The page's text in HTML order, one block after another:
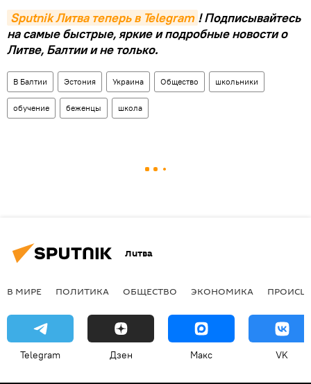
Sputnik Литва теперь в Telegram ! Подписывайтесь
на самые быстрые, яркие и подробные новости о
Литве, Балтии и не только.
В Балтии Эстония Украина Общество школьники
обучение беженцы школа
Литва
В МИРЕ ПОЛИТИКА ОБЩЕСТВО ЭКОНОМИКА
Telegram Дзен Макс VK